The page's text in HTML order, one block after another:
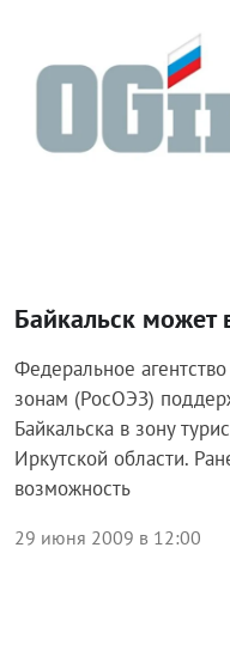
Байкальск может
Федеральное
зонам (РосОЭЗ)
Байкальска в зону
Иркутской области.
возможность
29 июня 2009 в 12:00